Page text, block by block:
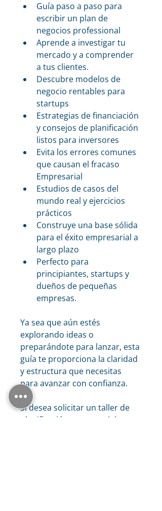
Guía paso a paso para
escribir un plan de
negocios professional
Aprende a investigar tu
mercado y a comprender
a tus clientes.
Descubre modelos de
negocio rentables para
startups
Estrategias de financiación
y consejos de planificación
listos para inversores
Evita los errores comunes
que causan el fracaso
Empresarial
Estudios de casos del
mundo real y ejercicios
prácticos
Construye una base sólida
para el éxito empresarial a
largo plazo
Perfecto para
principiantes, startups y
dueños de pequeñas
empresas.
Ya sea que aún estés
explorando ideas o
preparándote para lanzar, esta
guía te proporciona la claridad
y estructura que necesitas
para avanzar con confianza.
Si desea solicitar un taller de
planificación empresarial para